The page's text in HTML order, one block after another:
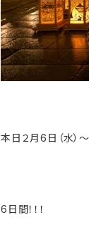
本日２月6日（水）
6日間！！！